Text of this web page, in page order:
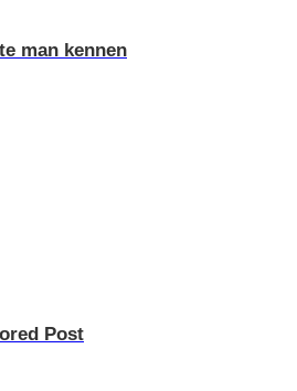
man kennen
Post